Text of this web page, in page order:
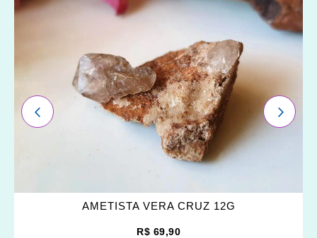
AMETISTA VERA CRUZ 12G
R$ 69,90
ANTERIOR